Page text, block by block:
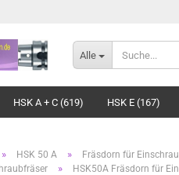
Alle
HSK A + C (619) HSK E (167)
» HSK 50 A » Fräsdorn für
» HSK50A Fräsdorn für